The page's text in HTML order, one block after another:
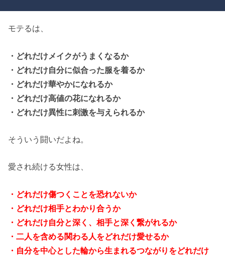
モテるは、
・どれだけメイクがうまくなるか
・どれだけ自分に似合った服を着るか
・どれだけ華やかになれるか
・どれだけ高値の花になれるか
・どれだけ異性に刺激を与えられるか
そういう闘いだよね。
愛され続ける女性は、
・どれだけ傷つくことを恐れないか
・どれだけ相手とわかり合うか
・どれだけ自分と深く、相手と深く繋がれるか
・二人を含める関わる人をどれだけ愛せるか
・自分を中心とした輪から生まれるつながりをどれだけ